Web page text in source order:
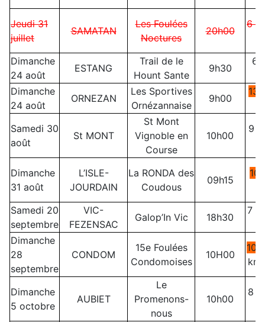
Jeudi 31
juillet
SAMATAN
Les Foulées
Noctures
20h00
6
Dimanche
24 août
ESTANG
Trail de le
Hount Sante
9h30
Dimanche
24 août
ORNEZAN
Les Sportives
Ornézannaise
9h00
13
Samedi 30
août
St MONT
St Mont
Vignoble en
Course
10h00
9
Dimanche
31 août
L’ISLE-
JOURDAIN
La RONDA des
Coudous
09h15
10
Samedi 20
septembre
VIC-
FEZENSAC
Galop’In Vic 18h30
7
Dimanche
28
septembre
CONDOM
15e Foulées
Condomoises
10H00
10
Dimanche
5 octobre
AUBIET
Le
Promenons-
nous
10h00
8